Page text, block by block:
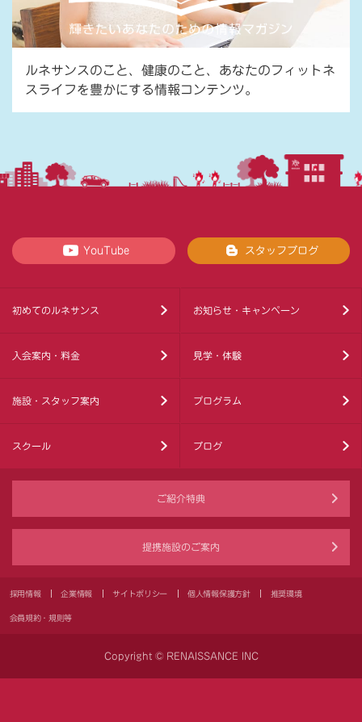
ルネサンスのこと、健康のこと、あなたのフィットネ
スライフを豊かにする情報コンテンツ。
YouTube スタッフブログ
初めてのルネサンス お知らせ・キャンペーン
入会案内・料金 見学・体験
施設・スタッフ案内 プログラム
スクール ブログ
ご紹介特典
提携施設のご案内
採用情報 企業情報 サイトポリシー 個人情報保護方針 推奨環境
会員規約・規則等
Copyright © RENAISSANCE INC